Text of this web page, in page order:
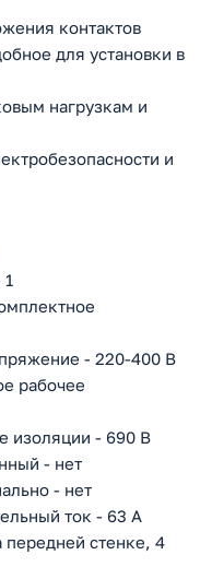
контактов
для установки в
нагрузкам и
и
1
- 220-400 В
рабочее
изоляции - 690 В
- нет
- нет
ток - 63 А
стенке, 4